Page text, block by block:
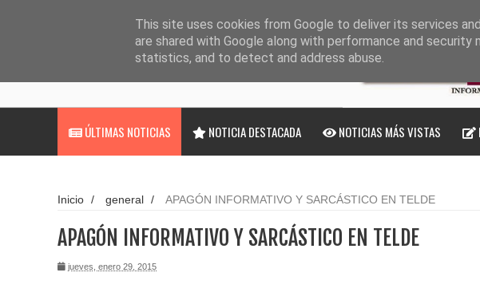
Cargando...
ÚLTIMAS NOTICIAS NOTICIA DESTACADA NOTICIAS MÁS VISTAS
Inicio / general / APAGÓN INFORMATIVO Y SARCÁSTICO EN TELDE
APAGÓN INFORMATIVO Y SARCÁSTICO EN TELDE
jueves, enero 29, 2015
This site uses cookies from Google to deliver its services
are shared with Google along with performance and
statistics, and to detect and address abuse.